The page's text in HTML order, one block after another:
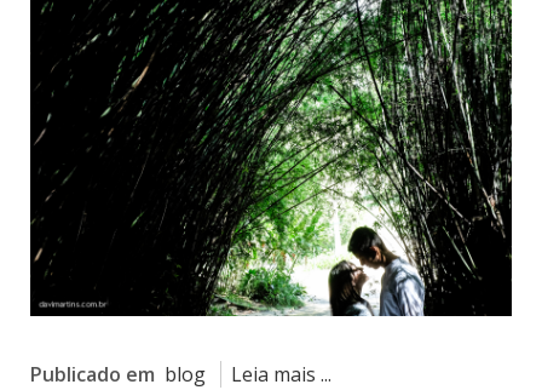
Publicado em blog Leia mais ...